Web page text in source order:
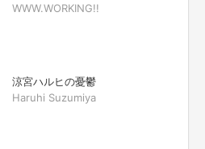
WWW.WORKING!!
涼宮ハルヒの憂鬱
Haruhi Suzumiya